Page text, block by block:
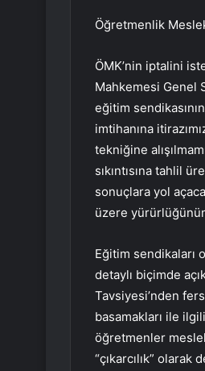
Öğretmenlik
ÖMK’nin iptalini
Mahkemesi Genel
eğitim
imtihanına
tekniğine
sıkıntısına tahlil
sonuçlara yol
üzere
Eğitim sendikaları
detaylı biçimde
Tavsiyesi’nden
basamakları ile
öğretmenler meslek
“çıkarcılık”